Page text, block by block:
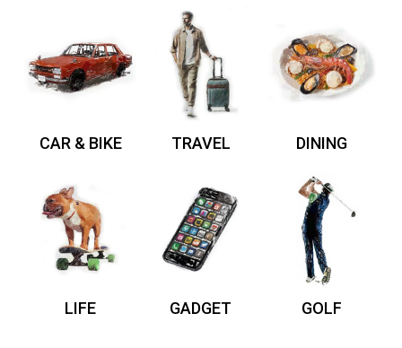
CAR & BIKE TRAVEL DINING
LIFE GADGET GOLF